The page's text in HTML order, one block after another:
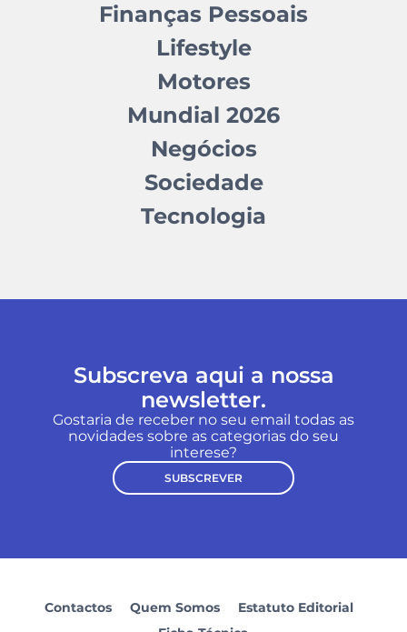
Finanças Pessoais
Lifestyle
Motores
Mundial 2026
Negócios
Sociedade
Tecnologia
Subscreva aqui a nossa
newsletter.
Gostaria de receber no seu email todas as
novidades sobre as categorias do seu
interese?
SUBSCREVER
Contactos Quem Somos
Estatuto Editorial